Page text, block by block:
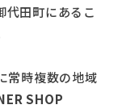
代田町にあるこ
常時複数の地域
SHOP